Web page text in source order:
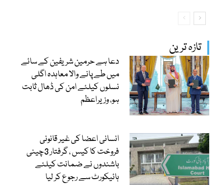
تازہ ترین
دعا ہے حرمین شریفین کے سائے
میں طے پانے والا معاہدہ اگلی
نسلوں کیلئے امن کی ڈھال ثابت
ہو، وزیراعظم
انسانی اعضا کی غیر قانونی
فروخت کا کیس ، گرفتار 3چینی
باشندوں نے ضمانت کیلئے
ہائیکورٹ سے رجوع کر لیا